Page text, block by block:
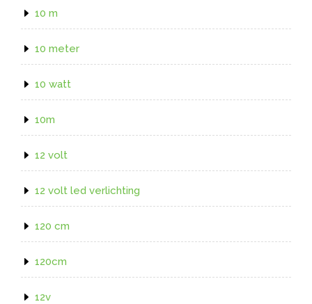
10 m
10 meter
10 watt
10m
12 volt
12 volt led verlichting
120 cm
120cm
12v